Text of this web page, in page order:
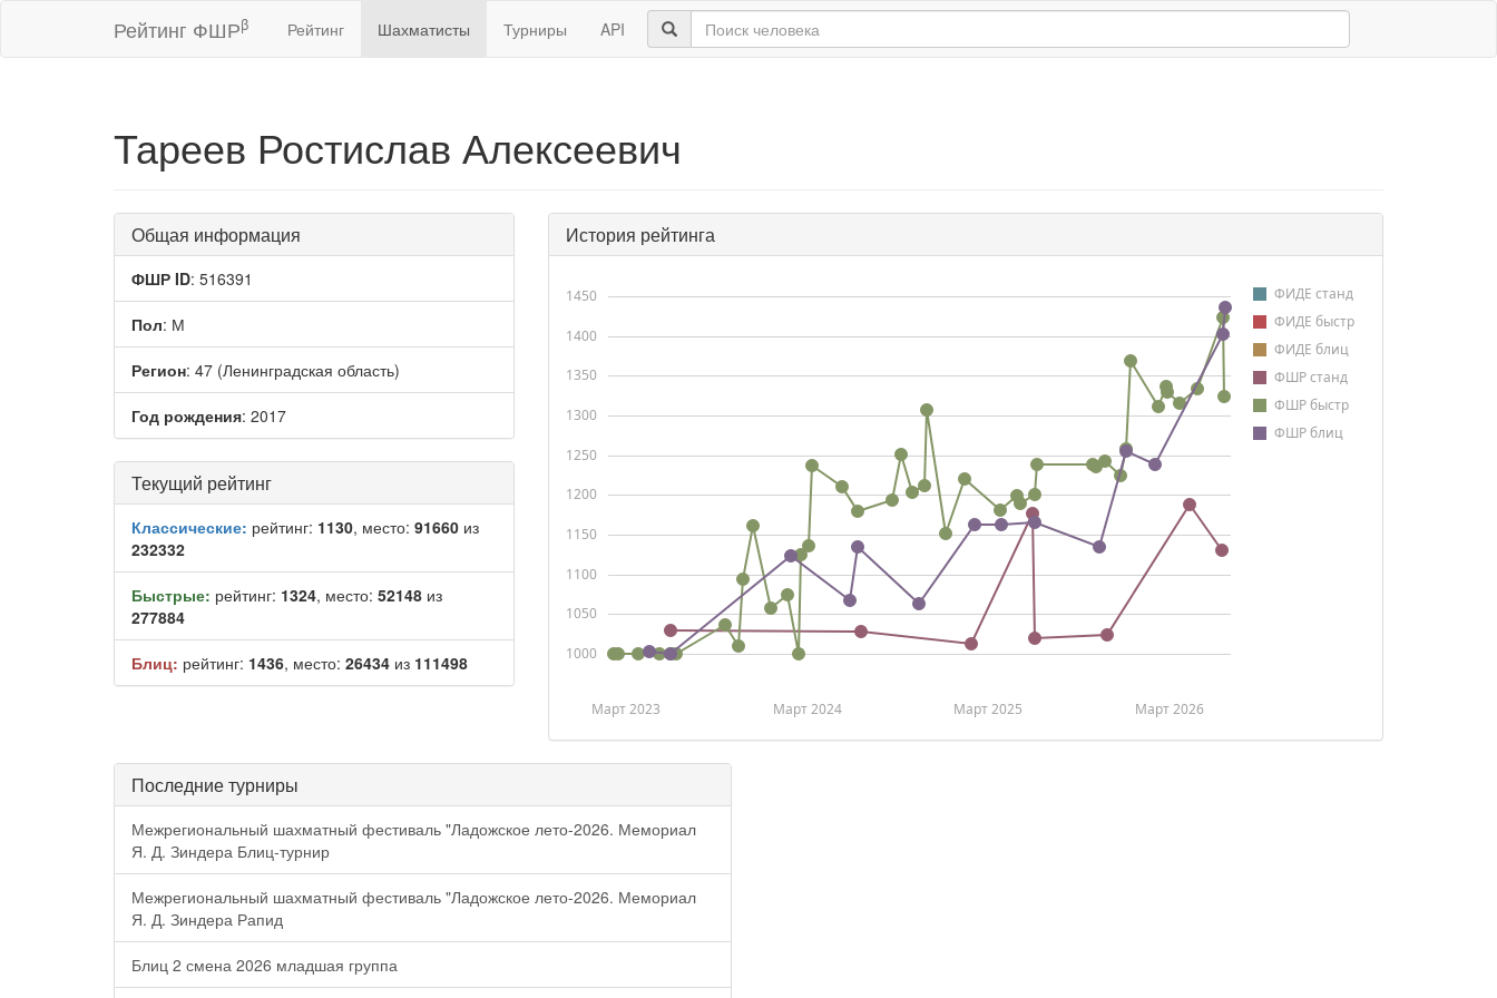
Рейтинг ФШРβ Рейтинг Шахматисты Турниры API
Тареев Ростислав Алексеевич
Общая информация
ФШР ID: 516391
Пол: М
Регион: 47 (Ленинградская область)
Год рождения: 2017
Текущий рейтинг
Классические: рейтинг: 1130, место: 91660 из
232332
Быстрые: рейтинг: 1324, место: 52148 из
277884
Блиц: рейтинг: 1436, место: 26434 из 111498
История рейтинга
ФИДЕ станд
ФИДЕ быстр
ФИДЕ блиц
ФШР станд
ФШР быстр
ФШР блиц
Март 2023 Март 2024 Март 2025 Март 2026
1000
1050
1100
1150
1200
1250
1300
1350
1400
1450
Последние турниры
Межрегиональный шахматный фестиваль "Ладожское лето-2026. Мемориал
Я. Д. Зиндера Блиц-турнир
Межрегиональный шахматный фестиваль "Ладожское лето-2026. Мемориал
Я. Д. Зиндера Рапид
Блиц 2 смена 2026 младшая группа